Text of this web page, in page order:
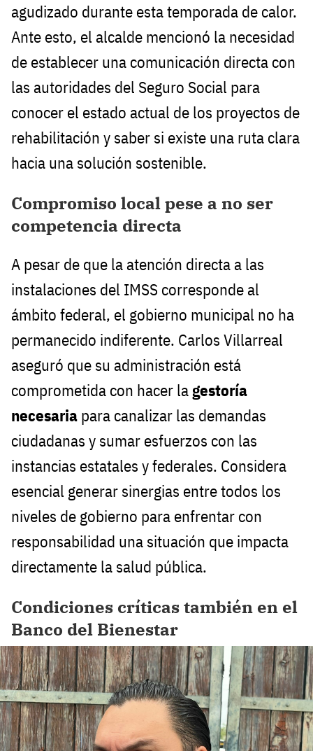
agudizado durante esta temporada de calor.
Ante esto, el alcalde mencionó la necesidad
de establecer una comunicación directa con
las autoridades del Seguro Social para
conocer el estado actual de los proyectos de
rehabilitación y saber si existe una ruta clara
hacia una solución sostenible.
Compromiso local pese a no ser
competencia directa
A pesar de que la atención directa a las
instalaciones del IMSS corresponde al
ámbito federal, el gobierno municipal no ha
permanecido indiferente. Carlos Villarreal
aseguró que su administración está
comprometida con hacer lagestoría
necesaria para canalizar las demandas
ciudadanas y sumar esfuerzos con las
instancias estatales y federales. Considera
esencial generar sinergias entre todos los
niveles de gobierno para enfrentar con
responsabilidad una situación que impacta
directamente la salud pública.
Condiciones críticas también en el
Banco del Bienestar